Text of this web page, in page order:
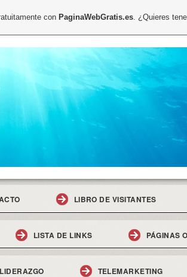
LIBRO DE VISITANTES
LISTA DE LINKS PÁGINAS
LIDERAZGO TELEMARKETING
con PaginaWebGratis.es. ¿Quieres